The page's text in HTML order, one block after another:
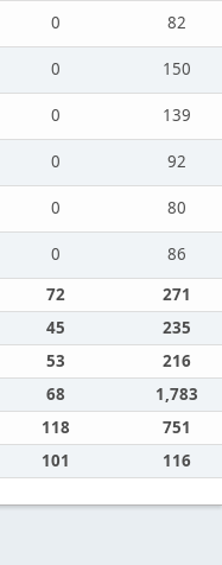
0
82
0
150
0
139
0
92
0
80
0
86
72
271
45
235
53
216
68
1,783
118
751
101 116